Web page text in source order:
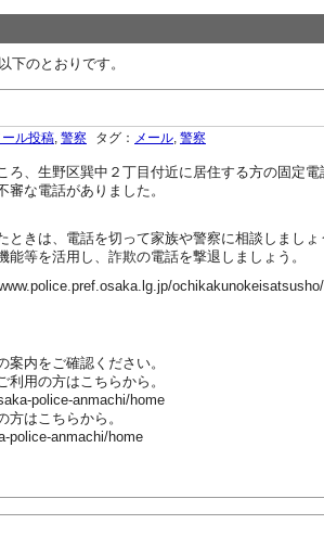
下のとおりです。
ール投稿 警察 タグ： メール 警察
、生野区巽中２丁目付近に居住する方の固定
な電話がありました。
きは、電話を切って家族や警察に相談しましょ
等を活用し、詐欺の電話を撃退しましょう。
内をご確認ください。
利用の方はこちらから。
police-anmachi/home
方はこちらから。
police-anmachi/home